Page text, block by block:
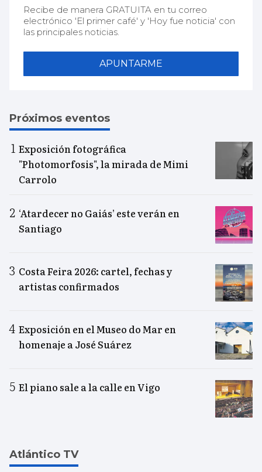
Recibe de manera GRATUITA en tu correo
electrónico 'El primer café' y 'Hoy fue noticia' con
las principales noticias.
APUNTARME
Próximos eventos
Exposición fotográfica
"Photomorfosis", la mirada de Mimi
Carrolo
‘Atardecer no Gaiás’ este verán en
Santiago
Costa Feira 2026: cartel, fechas y
artistas confirmados
Exposición en el Museo do Mar en
homenaje a José Suárez
El piano sale a la calle en Vigo
Atlántico TV